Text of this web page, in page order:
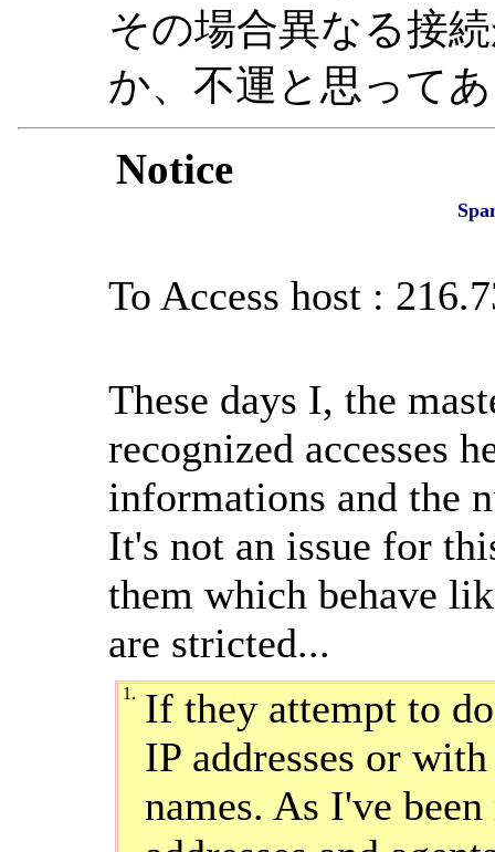
その場合異なる接
か、不運と思って
Notice
To Access host :
These days I, the
recognized accesses
informations and the
It's not an issue for
them which behave
are stricted...
1. If they attempt to
IP addresses or
names. As I've